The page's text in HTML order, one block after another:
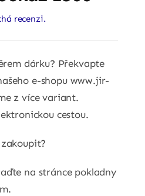
recenzi.
dárku? Překvapte
e-shopu www.jir-
z více variant.
cestou.
na stránce pokladny